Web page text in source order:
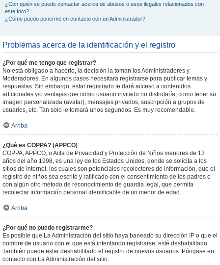
¿Con quién se puede contactar acerca de abusos o usos ilegales relacionados con
este foro?
¿Cómo puedo ponerme en contacto con un Administrador?
Problemas acerca de la identificación y el registro
¿Por qué me tengo que registrar?
No está obligado a hacerlo, la decisión la toman los Administradores y
Moderadores. En algunos casos necesitará registrarse para publicar temas y
respuestas. Sin embargo, estar registrado le dará acceso a contenidos
adicionales y/o ventajas que como usuario invitado no disfrutaría, como tener su
imagen personalizada (avatar), mensajes privados, suscripción a grupos de
usuarios, etc. Tan solo le tomará unos segundos. Es muy recomendable.
Arriba
¿Qué es COPPA? (APPCO)
COPPA, APPCO, o Acta de Privacidad y Protección de Niños menores de 13
años del año 1998, es una ley de los Estados Unidos, donde se solicita a los
sitios de Internet, los cuales son potenciales recolectores de información, que el
registro de niños sea escrito y ratificado con el consentimiento de los padres o
con algún otro método de reconocimiento de guardia legal, que permita
recolectar información personal identificable de un menor de edad.
Arriba
¿Por qué no puedo registrarme?
Es posible que La Administración del sitio haya baneado su dirección IP o que el
nombre de usuario con el que está intentando registrarse, esté deshabilitado.
También puede estar deshabilitado el registro de nuevos usuarios. Póngase en
contacto con La Administración del sitio.